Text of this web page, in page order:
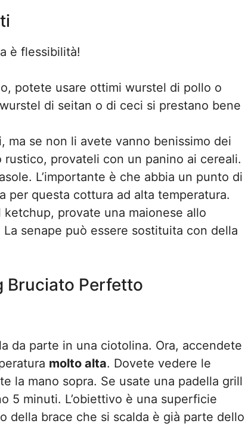
è flessibilità!
potete usare ottimi wurstel di pollo o
di seitan o di ceci si prestano bene
ma se non li avete vanno benissimo dei
provateli con un panino ai cereali.
L’importante è che abbia un punto di
per questa cottura ad alta temperatura.
provate una maionese allo
senape può essere sostituita con della
Bruciato Perfetto
da parte in una ciotolina. Ora, accendete
molto alta. Dovete vedere le
la mano sopra. Se usate una padella grill
5 minuti. L’obiettivo è una superficie
della brace che si scalda è già parte dello